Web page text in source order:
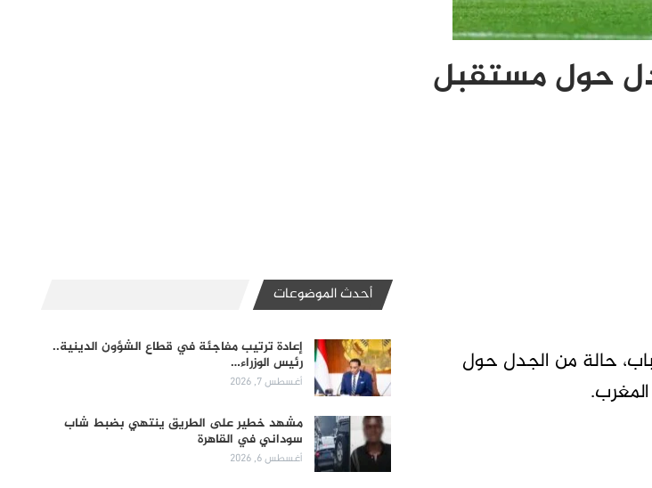
حول مستقبل
حالة من الجدل حول
أحدث الموضوعات
إعادة ترتيب مفاجئة في قطاع الشؤون الدينية..
رئيس الوزراء…
أغسطس 7, 2026
مشهد خطير على الطريق ينتهي بضبط شاب
سوداني في القاهرة
أغسطس 6, 2026